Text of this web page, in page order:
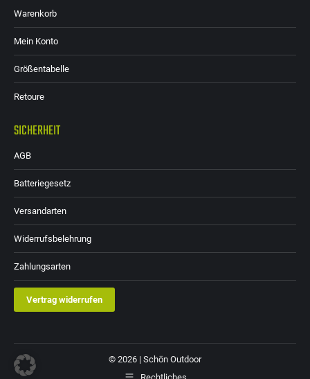
Warenkorb
Mein Konto
Größentabelle
Retoure
SICHERHEIT
AGB
Batteriegesetz
Versandarten
Widerrufsbelehrung
Zahlungsarten
Vertrag widerrufen
© 2026 | Schön Outdoor